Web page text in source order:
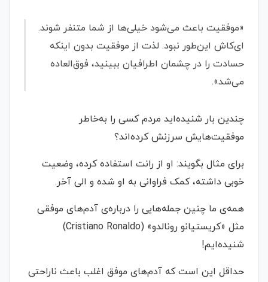
«موفقیت باعث می‌شود خیلی‌ها از شما متنفر شوند.
ای‌کاش این‌طور نبود. لذت از موفقیت بدون اینکه
حسادت را در چشمان اطرافیان ببینید، فوق‌العاده
می‌شد».
چندین بار شنیده‌اید مردم کسی را به‌خاطر
موفقیت‌هایش سرزنش کرده‌اند؟
برای مثال بگویند: او از رانت استفاده کرده، وضعیت
خوبی داشته، کمک فراوانی به او شده و الی آخر.
همه‌ی ما چنین جمله‌هایی را درباره‌ی آدم‌های موفقی
مثل «کریستیانو رونالدو» (Cristiano Ronaldo)
شنیده‌ایم!
حداقل این است که آدم‌های موفق اغلب باعث ناراحتی